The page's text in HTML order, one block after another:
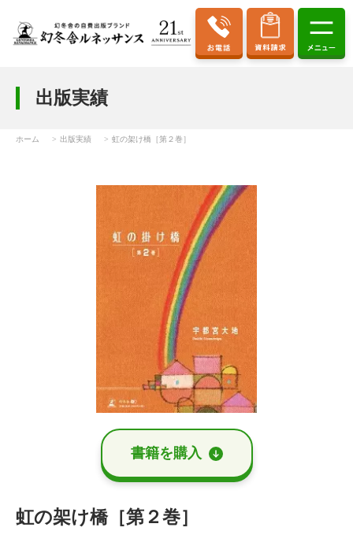
出版実績
ホーム 出版実績 虹の架け橋［第２巻］
書籍を購⼊
虹の架け橋［第２巻］